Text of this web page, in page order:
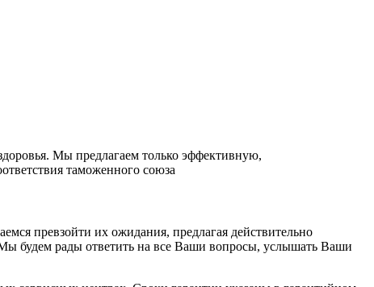
Мы предлагаем только эффективную,
таможенного союза
превзойти их ожидания, предлагая действительно
будем рады ответить на все Ваши вопросы, услышать Ваши